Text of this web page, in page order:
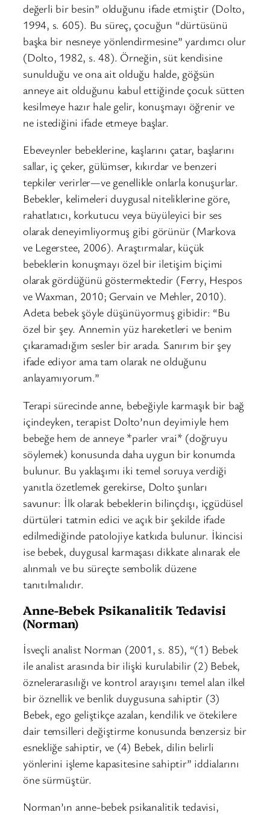
değerli bir besin” olduğunu ifade etmiştir (Dolto,
1994, s. 605). Bu süreç, çocuğun “dürtüsünü
başka bir nesneye yönlendirmesine” yardımcı olur
(Dolto, 1982, s. 48). Örneğin, süt kendisine
sunulduğu ve ona ait olduğu halde, göğsün
anneye ait olduğunu kabul ettiğinde çocuk sütten
kesilmeye hazır hale gelir, konuşmayı öğrenir ve
ne istediğini ifade etmeye başlar.
Ebeveynler bebeklerine, kaşlarını çatar, başlarını
sallar, iç çeker, gülümser, kıkırdar ve benzeri
tepkiler verirler—ve genellikle onlarla konuşurlar.
Bebekler, kelimeleri duygusal niteliklerine göre,
rahatlatıcı, korkutucu veya büyüleyici bir ses
olarak deneyimliyormuş gibi görünür (Markova
ve Legerstee, 2006). Araştırmalar, küçük
bebeklerin konuşmayı özel bir iletişim biçimi
olarak gördüğünü göstermektedir (Ferry, Hespos
ve Waxman, 2010; Gervain ve Mehler, 2010).
Adeta bebek şöyle düşünüyormuş gibidir: “Bu
özel bir şey. Annemin yüz hareketleri ve benim
çıkaramadığım sesler bir arada. Sanırım bir şey
ifade ediyor ama tam olarak ne olduğunu
anlayamıyorum.”
Terapi sürecinde anne, bebeğiyle karmaşık bir bağ
içindeyken, terapist Dolto’nun deyimiyle hem
bebeğe hem de anneye *parler vrai* (doğruyu
söylemek) konusunda daha uygun bir konumda
bulunur. Bu yaklaşımı iki temel soruya verdiği
yanıtla özetlemek gerekirse, Dolto şunları
savunur: İlk olarak bebeklerin bilinçdışı, içgüdüsel
dürtüleri tatmin edici ve açık bir şekilde ifade
edilmediğinde patolojiye katkıda bulunur. İkincisi
ise bebek, duygusal karmaşası dikkate alınarak ele
alınmalı ve bu süreçte sembolik düzene
tanıtılmalıdır.
Anne-Bebek Psikanalitik Tedavisi
(Norman)
İsveçli analist Norman (2001, s. 85), “(1) Bebek
ile analist arasında bir ilişki kurulabilir (2) Bebek,
öznelerarasılığı ve kontrol arayışını temel alan ilkel
bir öznellik ve benlik duygusuna sahiptir (3)
Bebek, ego geliştikçe azalan, kendilik ve ötekilere
dair temsilleri değiştirme konusunda benzersiz bir
esnekliğe sahiptir, ve (4) Bebek, dilin belirli
yönlerini işleme kapasitesine sahiptir” iddialarını
öne sürmüştür.
Norman’ın anne-bebek psikanalitik tedavisi,